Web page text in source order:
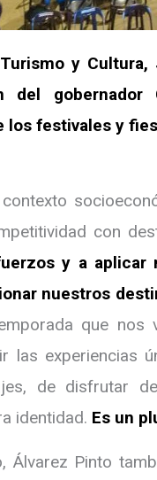
y
del
los festivales y
con
y a aplicar
nuestros
que
las experiencias
de disfrutar
identidad. Es un
Álvarez Pinto